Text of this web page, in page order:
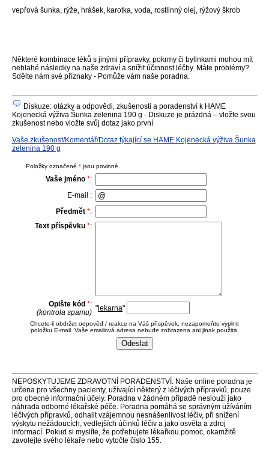
vepřová šunka, rýže, hrášek, karotka, voda, rostlinný olej, rýžový škrob
Některé kombinace léků s jinými přípravky, pokrmy či bylinkami mohou mít
neblahé následky na naše zdraví a snížit účinnost léčby. Máte problémy?
Sdělte nám své příznaky - Pomůže vám naše poradna.
Diskuze: otázky a odpovědi, zkušenosti a poradenství k HAME
Kojenecká výživa Šunka zelenina 190 g - Diskuze je prázdná – vložte svou
zkušenost nebo vložte svůj dotaz jako první
Vaše zkušenost/Komentář/Dotaz týkající se HAME Kojenecká výživa Šunka
zelenina 190 g
Položky označené * jsou povinné.
Vaše jméno *:
E-mail :
Předmět *:
Text příspěvku *:
Opište kód *:
(kontrola spamu) " lekarna"
Chcete-li obdržet odpověď / reakce na Váš příspěvek, nezapomeňte vyplnit
položku E-mail. Vaše emailová adresa nebude zobrazena ani jinak použita.
NEPOSKYTUJEME ZDRAVOTNÍ PORADENSTVÍ. Naše online poradna je
určena pro všechny pacienty, užívající některý z léčivých přípravků, pouze
pro obecné informační účely. Poradna v žádném případě neslouží jako
náhrada odborné lékařské péče. Poradna pomáhá se správným užíváním
léčivých přípravků, odhalit vzájemnou nesnášenlivost léčiv, při snížení
výskytu nežádoucích, vedlejších účinků léčiv a jako osvěta a zdroj
informací. Pokud si myslíte, že potřebujete lékařkou pomoc, okamžitě
zavolejte svého lékaře nebo vytočte číslo 155.